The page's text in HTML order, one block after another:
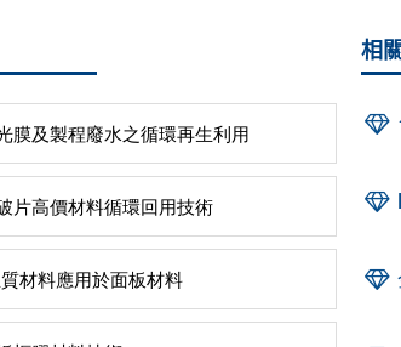
膜及製程廢水之循環再生利用
片高價材料循環回用技術
材料應用於面板材料
相